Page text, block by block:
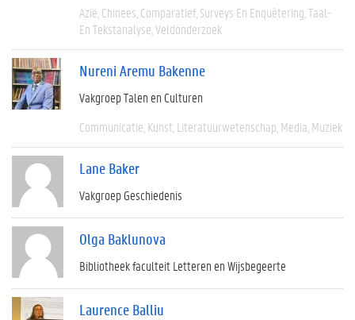
Azië Chinees Comparatief Surveys En Enquêtering Taal-
En Tekstanalyse Veldonderzoek
Nureni Aremu Bakenne
Vakgroep Talen en Culturen
Communicatie Kunst Literatuurwetenschap Media Muziek
Lane Baker
Vakgroep Geschiedenis
Olga Baklunova
Bibliotheek faculteit Letteren en Wijsbegeerte
Laurence Balliu